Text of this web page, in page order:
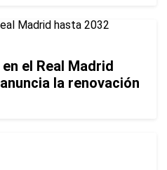
el Real Madrid
la renovación